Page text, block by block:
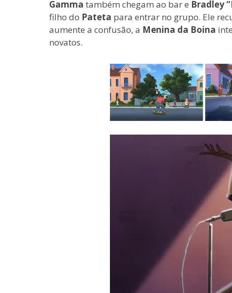
Gamma também chegam ao bar e Bradley
filho do Pateta para entrar no grupo. Ele
aumente a confusão, a Menina da Boina
novatos.